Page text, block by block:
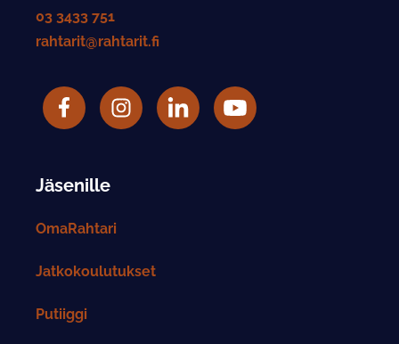
03 3433 751
rahtarit@rahtarit.fi
FacebookRahtarit ry Instagram-tili
LinkedIn Rahtarit ry YouTube-tili
Jäsenille
OmaRahtari
Jatkokoulutukset
Putiiggi